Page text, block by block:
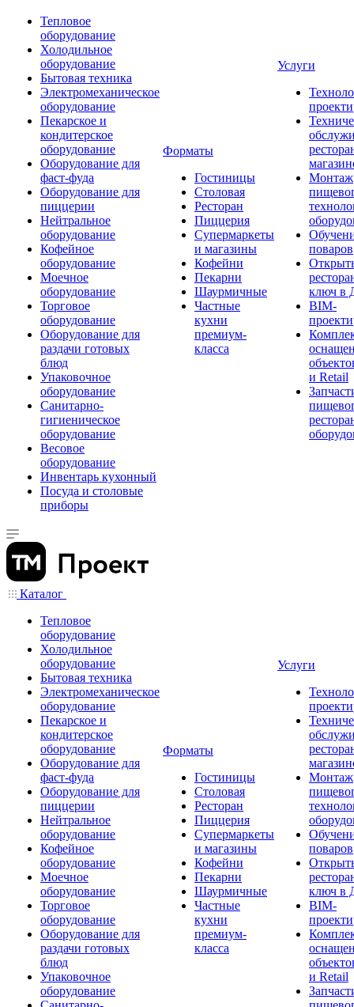
Тепловое
оборудование
Холодильное
оборудование
Бытовая техника
Электромеханическое
оборудование
Пекарское и
кондитерское
оборудование
Оборудование для
фаст-фуда
Оборудование для
пиццерии
Нейтральное
оборудование
Кофейное
оборудование
Моечное
оборудование
Торговое
оборудование
Оборудование для
раздачи готовых
блюд
Упаковочное
оборудование
Санитарно-
гигиеническое
оборудование
Весовое
оборудование
Инвентарь кухонный
Посуда и столовые
приборы
Форматы
Гостиницы
Столовая
Ресторан
Пиццерия
Супермаркеты
и магазины
Кофейни
Пекарни
Шаурмичные
Частные
кухни
премиум-
класса
Услуги
Монтаж
поваров
ключ в
BIM-
и Retail
Каталог
Тепловое
оборудование
Холодильное
оборудование
Бытовая техника
Электромеханическое
оборудование
Пекарское и
кондитерское
оборудование
Оборудование для
фаст-фуда
Оборудование для
пиццерии
Нейтральное
оборудование
Кофейное
оборудование
Моечное
оборудование
Торговое
оборудование
Оборудование для
раздачи готовых
блюд
Упаковочное
оборудование
Форматы
Гостиницы
Столовая
Ресторан
Пиццерия
Супермаркеты
и магазины
Кофейни
Пекарни
Шаурмичные
Частные
кухни
премиум-
класса
Услуги
Монтаж
поваров
ключ в
BIM-
и Retail